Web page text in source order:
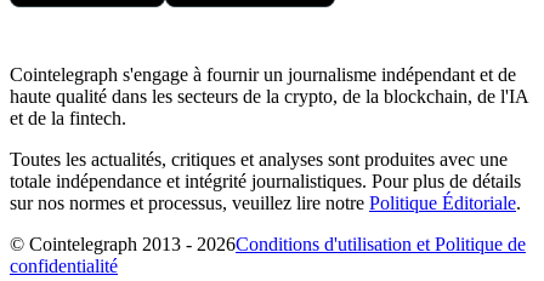
Cointelegraph s'engage à fournir un journalisme indépendant et de
haute qualité dans les secteurs de la crypto, de la blockchain, de l'IA
et de la fintech.
Toutes les actualités, critiques et analyses sont produites avec une
totale indépendance et intégrité journalistiques. Pour plus de détails
sur nos normes et processus, veuillez lire notre Politique Éditoriale.
© Cointelegraph 2013 - 2026Conditions d'utilisation et Politique de
confidentialité